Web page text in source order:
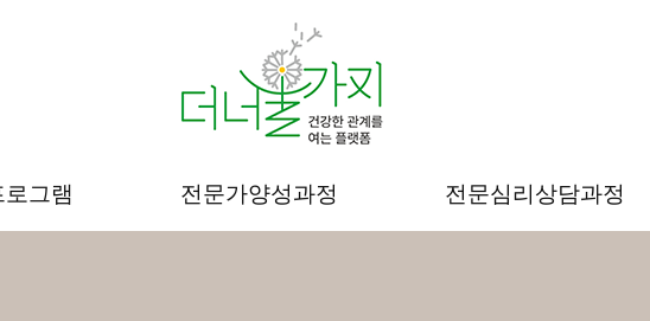
로그램 전문가양성과정 전문심리상담과정